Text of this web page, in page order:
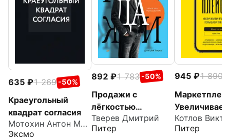
635 1 269 -50%
Краеугольный
квадрат согласия
Мотохин Антон Михайлович
Эксмо
892 1 783 -50%
Продажи с
лёгкостью
профессионала
Тверев Дмитрий
Питер
945 1 890
Увеличиваем
продажи,
повышаем
Котлов
Питер